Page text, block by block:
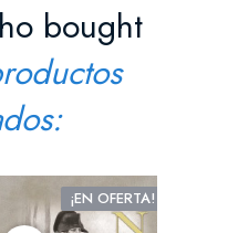
bought
¡EN OFERTA!